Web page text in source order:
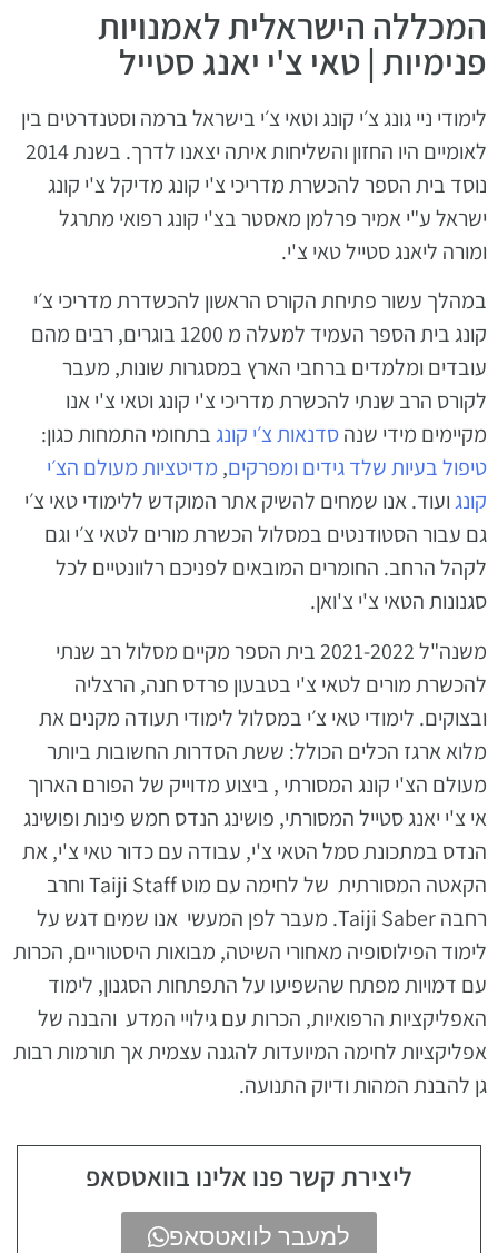
המכללה הישראלית לאמנויות
פנימיות | טאי צ'י יאנג סטייל
לימודי ניי גונג צ׳י קונג וטאי צ׳י בישראל ברמה וסטנדרטים בין
לאומיים היו החזון והשליחות איתה יצאנו לדרך. בשנת 2014
נוסד בית הספר להכשרת מדריכי צ'י קונג מדיקל צ'י קונג
ישראל ע"י אמיר פרלמן מאסטר בצ'י קונג רפואי מתרגל
ומורה ליאנג סטייל טאי צ'י.
במהלך עשור פתיחת הקורס הראשון להכשדרת מדריכי צ׳י
קונג בית הספר העמיד למעלה מ 1200 בוגרים, רבים מהם
עובדים ומלמדים ברחבי הארץ במסגרות שונות, מעבר
לקורס הרב שנתי להכשרת מדריכי צ'י קונג וטאי צ'י אנו
מקיימים מידי שנהסדנאות צ׳י קונגבתחומי התמחות כגון:
טיפול בעיות שלד גידים ומפרקים, מדיטציות מעולם הצ׳י
קונגועוד. אנו שמחים להשיק אתר המוקדש ללימודי טאי צ׳י
גם עבור הסטודנטים במסלול הכשרת מורים לטאי צ׳י וגם
לקהל הרחב. החומרים המובאים לפניכם רלוונטיים לכל
סגנונות הטאי צ'י צ'ואן.
משנה"ל 2021-2022 בית הספר מקיים מסלול רב שנתי
להכשרת מורים לטאי צ'י בטבעון פרדס חנה, הרצליה
ובצוקים. לימודי טאי צ׳י במסלול לימודי תעודה מקנים את
מלוא ארגז הכלים הכולל: ששת הסדרות החשובות ביותר
מעולם הצ'י קונג המסורתי , ביצוע מדוייק של הפורם הארוך
אי צ'י יאנג סטייל המסורתי, פושינג הנדס חמש פינות ופושינג
הנדס במתכונת סמל הטאי צ'י, עבודה עם כדור טאי צ'י, את
הקאטה המסורתית של לחימה עם מוט Taiji Staff וחרב
רחבה Taiji Saber. מעבר לפן המעשי אנו שמים דגש על
לימוד הפילוסופיה מאחורי השיטה, מבואות היסטוריים, הכרות
עם דמויות מפתח שהשפיעו על התפתחות הסגנון, לימוד
האפליקציות הרפואיות, הכרות עם גילויי המדע והבנה של
אפליקציות לחימה המיועדות להגנה עצמית אך תורמות רבות
גן להבנת המהות ודיוק התנועה.
ליצירת קשר פנו אלינו בוואטסאפ
למעבר לוואטסאפ